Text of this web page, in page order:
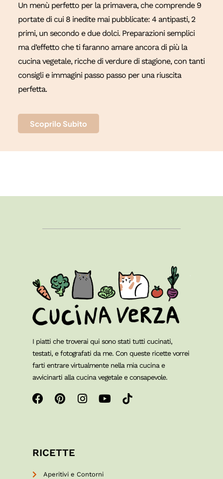
Un menù perfetto per la primavera, che comprende 9
portate di cui 8 inedite mai pubblicate: 4 antipasti, 2
primi, un secondo e due dolci. Preparazioni semplici
ma d’effetto che ti faranno amare ancora di più la
cucina vegetale, ricche di verdure di stagione, con tanti
consigli e immagini passo passo per una riuscita
perfetta.
Scoprilo Subito
I piatti che troverai qui sono stati tutti cucinati,
testati, e fotografati da me. Con queste ricette vorrei
farti entrare virtualmente nella mia cucina e
avvicinarti alla cucina vegetale e consapevole.
RICETTE
Aperitivi e Contorni